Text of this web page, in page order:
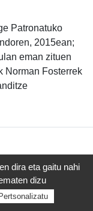
Patronatuko
2015ean;
eman zituen
Norman Fosterrek
dira eta gaitu nahi
dizu
Pertsonalizatu